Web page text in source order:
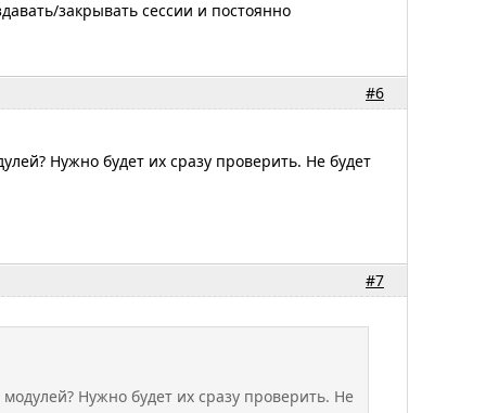
закрывать сессии и постоянно
#6
Нужно будет их сразу проверить. Не будет
#7
Нужно будет их сразу проверить. Не